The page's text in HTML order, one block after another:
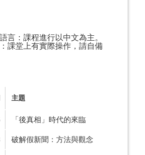
言：課程進行以中文為主。
課堂上有實際操作，請自備
主題
「後真相」時代的來臨
破解假新聞：方法與觀念